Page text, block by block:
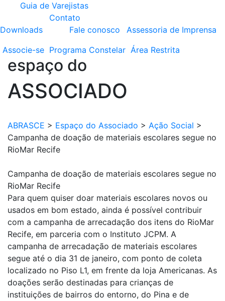
Guia de Varejistas
Downloads
Contato
Fale conosco
Assessoria de Imprensa
Associe-se Programa Constelar Área Restrita
espaço do
ASSOCIADO
ABRASCE > Espaço do Associado > Ação Social >
Campanha de doação de materiais escolares segue no
RioMar Recife
Campanha de doação de materiais escolares segue no
RioMar Recife
Para quem quiser doar materiais escolares novos ou
usados em bom estado, ainda é possível contribuir
com a campanha de arrecadação dos itens do RioMar
Recife, em parceria com o Instituto JCPM. A
campanha de arrecadação de materiais escolares
segue até o dia 31 de janeiro, com ponto de coleta
localizado no Piso L1, em frente da loja Americanas. As
doações serão destinadas para crianças de
instituições de bairros do entorno, do Pina e de